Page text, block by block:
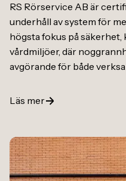
RS Rörservice AB är
underhåll av system för
högsta fokus på
vårdmiljöer, där
avgörande för både
Läs mer